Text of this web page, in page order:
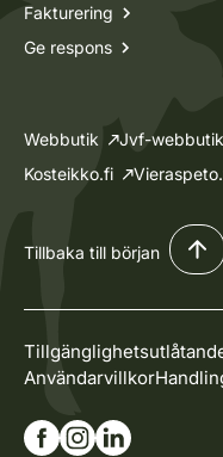
Fakturering
Ge respons
Webbutik Jvf-webbutik
Kosteikko.fi
Tillbaka till början
Användarvillkor